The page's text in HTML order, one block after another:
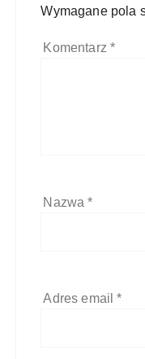
Wymagane pola
Komentarz *
Nazwa*
Adres email*